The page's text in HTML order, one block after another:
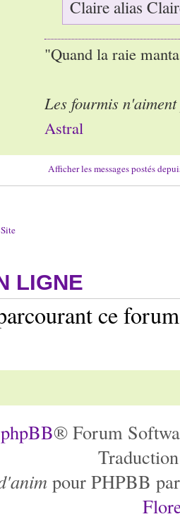
Claire alias
"Quand la raie
Les fourmis
Astral
Afficher les messages postés
LIGNE
ce
phpBB® Forum
pour PHPBB